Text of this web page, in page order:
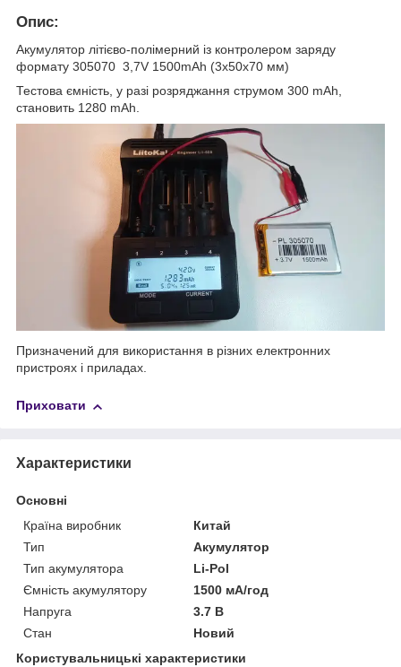
Опис:
Акумулятор літієво-полімерний із контролером заряду
формату 305070 3,7V 1500mAh (3х50x70 мм)
Тестова ємність, у разі розряджання струмом 300 mAh,
становить 1280 mAh.
Призначений для використання в різних електронних
пристроях і приладах.
Приховати
Характеристики
Основні
Країна виробник
Китай
Тип
Акумулятор
Тип акумулятора
Li-Pol
Ємність акумулятору
1500 мА/год
Напруга
3.7 В
Стан
Новий
Користувальницькі характеристики